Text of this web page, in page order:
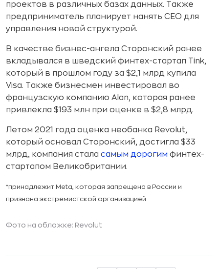
проектов в различных базах данных. Также
предприниматель планирует нанять СЕО для
управления новой структурой.
В качестве бизнес-ангела Сторонский ранее
вкладывался в шведский финтех-стартап Tink,
который в прошлом году за $2,1 млрд купила
Visa. Также бизнесмен инвестировал во
французскую компанию Alan, которая ранее
привлекла $193 млн при оценке в $2,8 млрд.
Летом 2021 года оценка необанка Revolut,
который основал Сторонский, достигла $33
млрд, компания стала самым дорогим финтех-
стартапом Великобритании.
*принадлежит Meta, которая запрещена в России и
признана экстремистской организацией
Фото на обложке: Revolut